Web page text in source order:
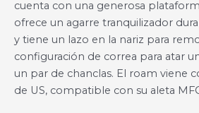
cuenta con una generosa
ofrece un agarre tranquilizador
y tiene un lazo en la nariz para
configuración de correa para atar
un par de chanclas. El roam viene
de US, compatible con su aleta